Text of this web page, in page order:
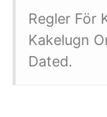
Regler För
Kakelugn
Dated.